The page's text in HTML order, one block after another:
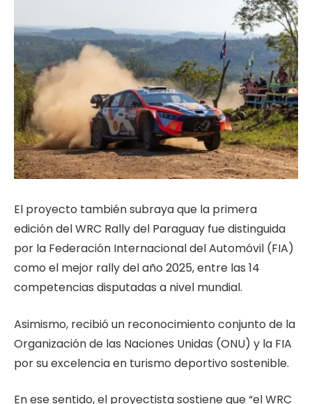
El proyecto también subraya que la primera
edición del WRC Rally del Paraguay fue distinguida
por la Federación Internacional del Automóvil (FIA)
como el mejor rally del año 2025, entre las 14
competencias disputadas a nivel mundial.
Asimismo, recibió un reconocimiento conjunto de la
Organización de las Naciones Unidas (ONU) y la FIA
por su excelencia en turismo deportivo sostenible.
En ese sentido, el proyectista sostiene que “el WRC